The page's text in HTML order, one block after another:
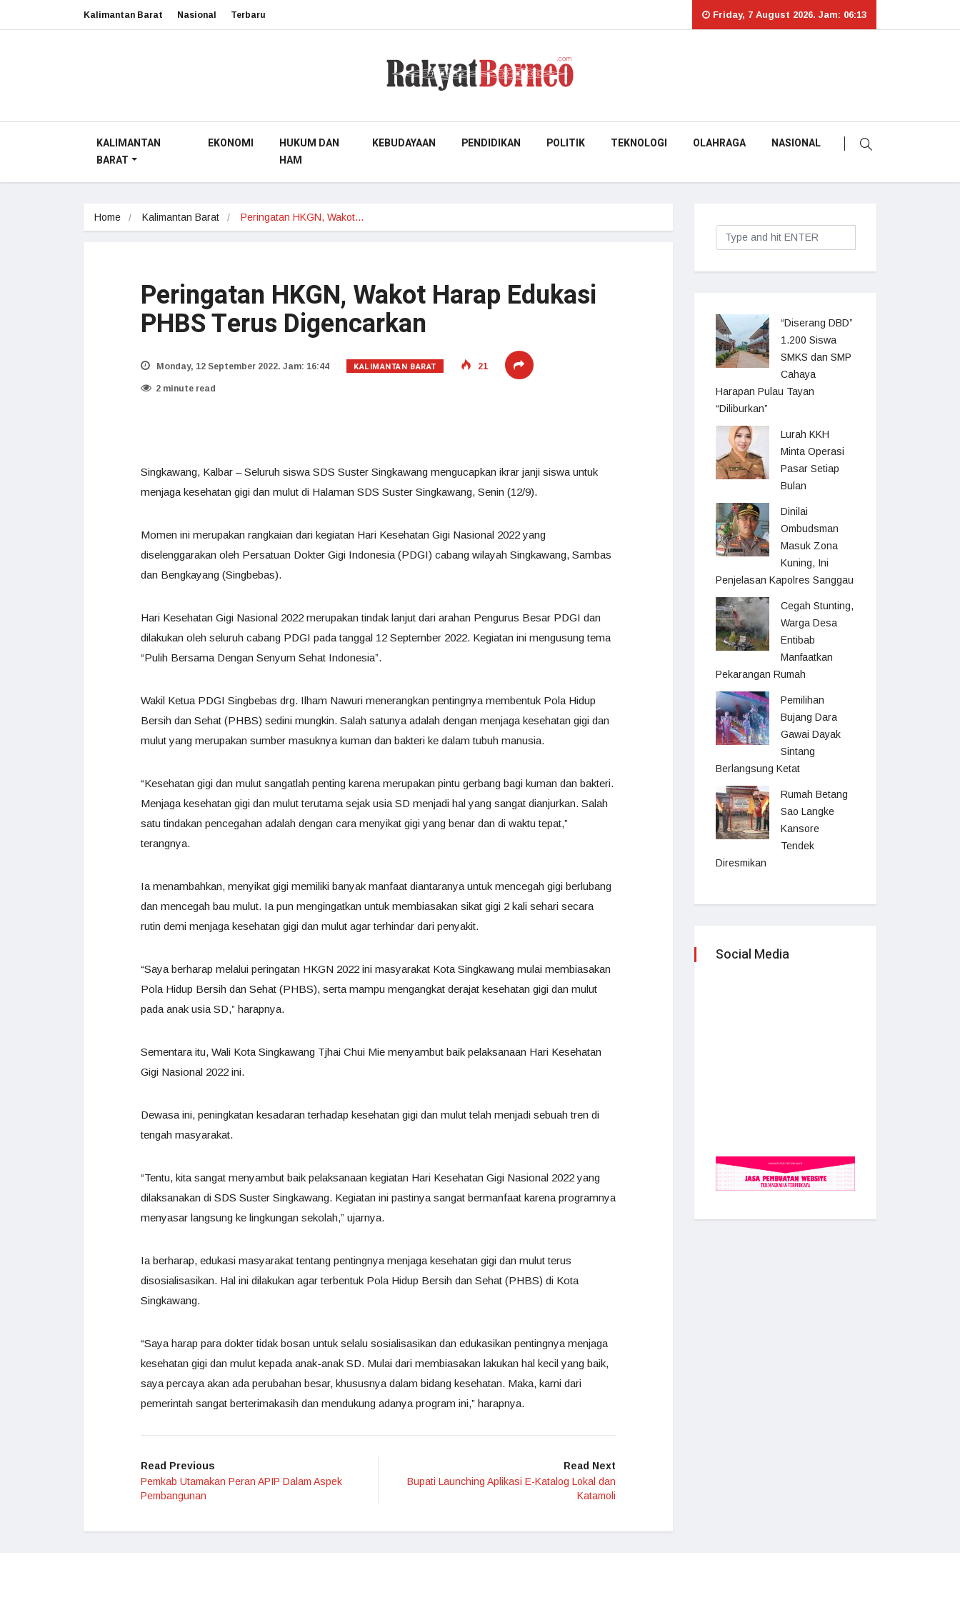
Kalimantan Barat Nasional Terbaru Friday, 7 August 2026. Jam: 06:13
KALIMANTAN
BARAT
EKONOMI
HUKUM DAN
HAM
KEBUDAYAAN PENDIDIKAN POLITIK TEKNOLOGI OLAHRAGA NASIONAL
Home Kalimantan Barat Peringatan HKGN, Wakot…
Peringatan HKGN, Wakot Harap Edukasi
PHBS Terus Digencarkan
Monday, 12 September 2022. Jam: 16:44 KALIMANTAN BARAT 21
2 minute read
Singkawang, Kalbar – Seluruh siswa SDS Suster Singkawang mengucapkan ikrar janji siswa untuk
menjaga kesehatan gigi dan mulut di Halaman SDS Suster Singkawang, Senin (12/9).
Momen ini merupakan rangkaian dari kegiatan Hari Kesehatan Gigi Nasional 2022 yang
diselenggarakan oleh Persatuan Dokter Gigi Indonesia (PDGI) cabang wilayah Singkawang, Sambas
dan Bengkayang (Singbebas).
Hari Kesehatan Gigi Nasional 2022 merupakan tindak lanjut dari arahan Pengurus Besar PDGI dan
dilakukan oleh seluruh cabang PDGI pada tanggal 12 September 2022. Kegiatan ini mengusung tema
“Pulih Bersama Dengan Senyum Sehat Indonesia”.
Wakil Ketua PDGI Singbebas drg. Ilham Nawuri menerangkan pentingnya membentuk Pola Hidup
Bersih dan Sehat (PHBS) sedini mungkin. Salah satunya adalah dengan menjaga kesehatan gigi dan
mulut yang merupakan sumber masuknya kuman dan bakteri ke dalam tubuh manusia.
“Kesehatan gigi dan mulut sangatlah penting karena merupakan pintu gerbang bagi kuman dan bakteri.
Menjaga kesehatan gigi dan mulut terutama sejak usia SD menjadi hal yang sangat dianjurkan. Salah
satu tindakan pencegahan adalah dengan cara menyikat gigi yang benar dan di waktu tepat,”
terangnya.
Ia menambahkan, menyikat gigi memiliki banyak manfaat diantaranya untuk mencegah gigi berlubang
dan mencegah bau mulut. Ia pun mengingatkan untuk membiasakan sikat gigi 2 kali sehari secara
rutin demi menjaga kesehatan gigi dan mulut agar terhindar dari penyakit.
“Saya berharap melalui peringatan HKGN 2022 ini masyarakat Kota Singkawang mulai membiasakan
Pola Hidup Bersih dan Sehat (PHBS), serta mampu mengangkat derajat kesehatan gigi dan mulut
pada anak usia SD,” harapnya.
Sementara itu, Wali Kota Singkawang Tjhai Chui Mie menyambut baik pelaksanaan Hari Kesehatan
Gigi Nasional 2022 ini.
Dewasa ini, peningkatan kesadaran terhadap kesehatan gigi dan mulut telah menjadi sebuah tren di
tengah masyarakat.
“Tentu, kita sangat menyambut baik pelaksanaan kegiatan Hari Kesehatan Gigi Nasional 2022 yang
dilaksanakan di SDS Suster Singkawang. Kegiatan ini pastinya sangat bermanfaat karena programnya
menyasar langsung ke lingkungan sekolah,” ujarnya.
Ia berharap, edukasi masyarakat tentang pentingnya menjaga kesehatan gigi dan mulut terus
disosialisasikan. Hal ini dilakukan agar terbentuk Pola Hidup Bersih dan Sehat (PHBS) di Kota
Singkawang.
“Saya harap para dokter tidak bosan untuk selalu sosialisasikan dan edukasikan pentingnya menjaga
kesehatan gigi dan mulut kepada anak-anak SD. Mulai dari membiasakan lakukan hal kecil yang baik,
saya percaya akan ada perubahan besar, khususnya dalam bidang kesehatan. Maka, kami dari
pemerintah sangat berterimakasih dan mendukung adanya program ini,” harapnya.
Read Previous
Pemkab Utamakan Peran APIP Dalam Aspek
Pembangunan
Read Next
Bupati Launching Aplikasi E-Katalog Lokal dan
Katamoli
“Diserang DBD”
1.200 Siswa
SMKS dan SMP
Cahaya
Harapan Pulau Tayan
“Diliburkan”
Lurah KKH
Minta Operasi
Pasar Setiap
Bulan
Dinilai
Ombudsman
Masuk Zona
Kuning, Ini
Penjelasan Kapolres Sanggau
Cegah Stunting,
Warga Desa
Entibab
Manfaatkan
Pekarangan Rumah
Pemilihan
Bujang Dara
Gawai Dayak
Sintang
Berlangsung Ketat
Rumah Betang
Sao Langke
Kansore
Tendek
Diresmikan
Social Media